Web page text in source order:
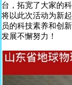
台，拓宽了大家的
将以此次活动为新
员的科技素养和创
发展不懈努力！